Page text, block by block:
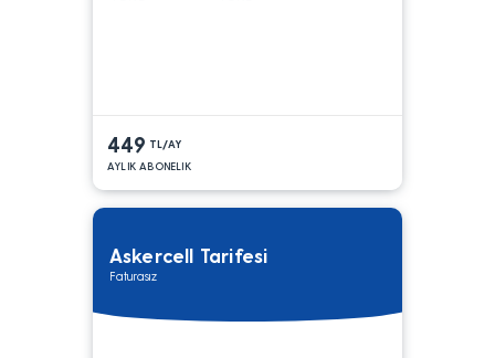
449 TL/AY
AYLIK ABONELIK
Askercell Tarifesi
Faturasız